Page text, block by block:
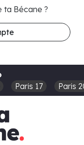
ta Bécane ?
Paris 17 Paris